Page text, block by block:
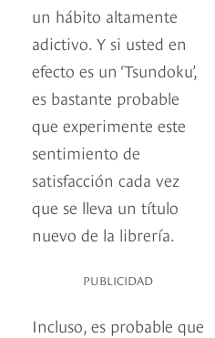
un hábito altamente
adictivo. Y si usted en
efecto es un ‘Tsundoku’,
es bastante probable
que experimente este
sentimiento de
satisfacción cada vez
que se lleva un título
nuevo de la librería.
PUBLICIDAD
Incluso, es probable que